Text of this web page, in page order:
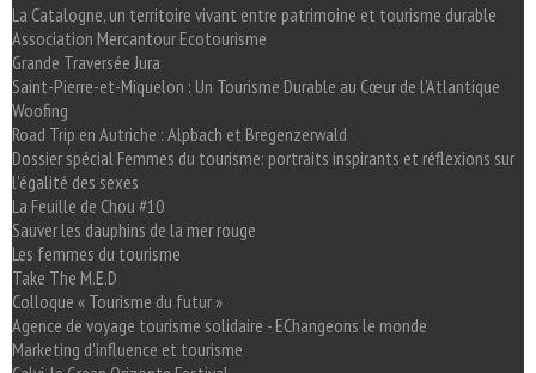
La Catalogne, un territoire vivant entre patrimoine et tourisme durable
Association Mercantour Ecotourisme
Grande Traversée Jura
Saint-Pierre-et-Miquelon : Un Tourisme Durable au Cœur de l'Atlantique
Woofing
Road Trip en Autriche : Alpbach et Bregenzerwald
Dossier spécial Femmes du tourisme: portraits inspirants et réflexions sur
l'égalité des sexes
La Feuille de Chou #10
Sauver les dauphins de la mer rouge
Les femmes du tourisme
Take The M.E.D
Colloque « Tourisme du futur »
Agence de voyage tourisme solidaire - EChangeons le monde
Marketing d'influence et tourisme